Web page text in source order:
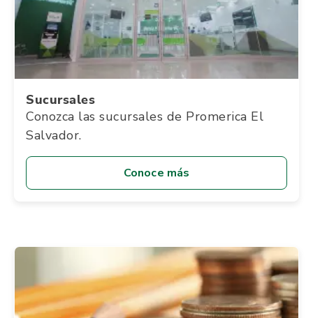
Sucursales
Conozca las sucursales de Promerica El
Salvador.
Conoce más